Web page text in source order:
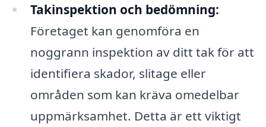
Takinspektion och bedömning:
Företaget kan genomföra en
noggrann inspektion av ditt tak för att
identifiera skador, slitage eller
områden som kan kräva omedelbar
uppmärksamhet. Detta är ett viktigt